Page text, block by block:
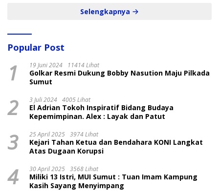
Selengkapnya
Popular Post
1 19 Juni 2024 11414 Lihat
Golkar Resmi Dukung Bobby Nasution Maju Pilkada
Sumut
2 3 Juli 2024 4005 Lihat
El Adrian Tokoh Inspiratif Bidang Budaya
Kepemimpinan. Alex : Layak dan Patut
3 25 April 2025 3974 Lihat
Kejari Tahan Ketua dan Bendahara KONI Langkat
Atas Dugaan Korupsi
4 30 April 2025 3568 Lihat
Miliki 13 Istri, MUI Sumut : Tuan Imam Kampung
Kasih Sayang Menyimpang